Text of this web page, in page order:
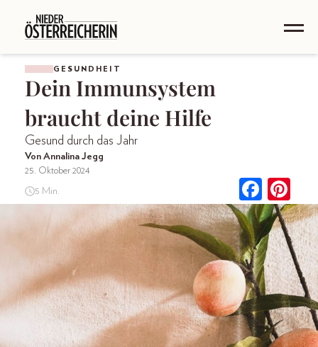
GESUNDHEIT
Dein Immunsystem
braucht deine Hilfe
Gesund durch das Jahr
Von Annalina Jegg
25. Oktober 2024
5 Min.